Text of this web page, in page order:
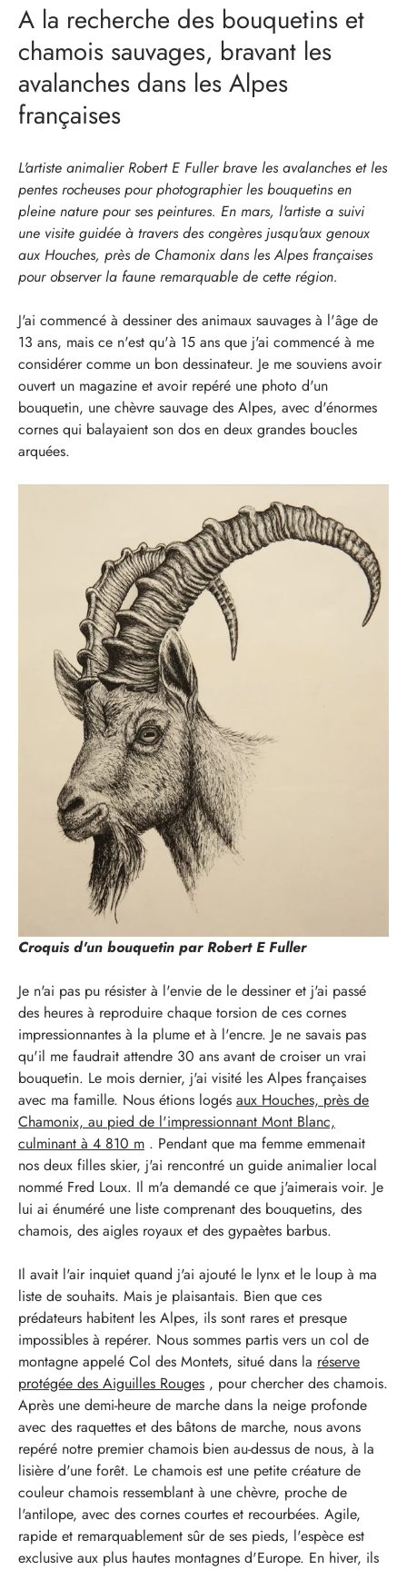
A la recherche des bouquetins et
chamois sauvages, bravant les
avalanches dans les Alpes
françaises
L'artiste animalier Robert E Fuller brave les avalanches et les
pentes rocheuses pour photographier les bouquetins en
pleine nature pour ses peintures. En mars, l'artiste a suivi
une visite guidée à travers des congères jusqu'aux genoux
aux Houches, près de Chamonix dans les Alpes françaises
pour observer la faune remarquable de cette région.
J'ai commencé à dessiner des animaux sauvages à l'âge de
13 ans, mais ce n'est qu'à 15 ans que j'ai commencé à me
considérer comme un bon dessinateur. Je me souviens avoir
ouvert un magazine et avoir repéré une photo d'un
bouquetin, une chèvre sauvage des Alpes, avec d'énormes
cornes qui balayaient son dos en deux grandes boucles
arquées.
Croquis d'un bouquetin par Robert E Fuller
Je n'ai pas pu résister à l'envie de le dessiner et j'ai passé
des heures à reproduire chaque torsion de ces cornes
impressionnantes à la plume et à l'encre. Je ne savais pas
qu'il me faudrait attendre 30 ans avant de croiser un vrai
bouquetin. Le mois dernier, j'ai visité les Alpes françaises
avec ma famille. Nous étions logés aux Houches, près de
Chamonix, au pied de l'impressionnant Mont Blanc,
culminant à 4 810 m . Pendant que ma femme emmenait
nos deux filles skier, j'ai rencontré un guide animalier local
nommé Fred Loux. Il m'a demandé ce que j'aimerais voir. Je
lui ai énuméré une liste comprenant des bouquetins, des
chamois, des aigles royaux et des gypaètes barbus.
Il avait l'air inquiet quand j'ai ajouté le lynx et le loup à ma
liste de souhaits. Mais je plaisantais. Bien que ces
prédateurs habitent les Alpes, ils sont rares et presque
impossibles à repérer. Nous sommes partis vers un col de
montagne appelé Col des Montets, situé dans la réserve
protégée des Aiguilles Rouges , pour chercher des chamois.
Après une demi-heure de marche dans la neige profonde
avec des raquettes et des bâtons de marche, nous avons
repéré notre premier chamois bien au-dessus de nous, à la
lisière d'une forêt. Le chamois est une petite créature de
couleur chamois ressemblant à une chèvre, proche de
l'antilope, avec des cornes courtes et recourbées. Agile,
rapide et remarquablement sûr de ses pieds, l'espèce est
exclusive aux plus hautes montagnes d'Europe. En hiver, ils